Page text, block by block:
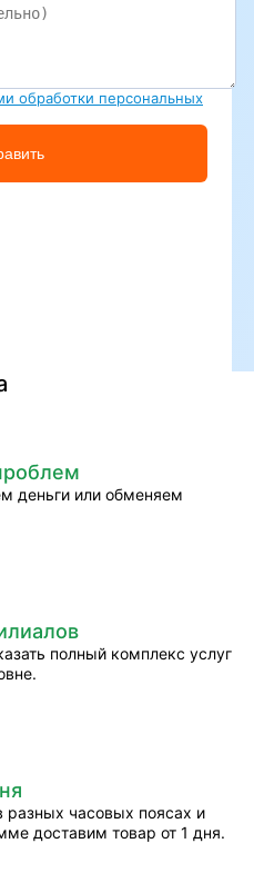
обработки персональных
деньги или обменяем
полный комплекс услуг
разных часовых поясах и
доставим товар от 1 дня.